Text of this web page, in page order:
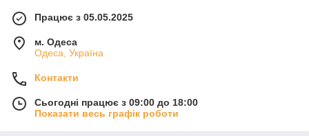
Працює з 05.05.2025
м. Одеса
Одеса, Україна
Контакти
Сьогодні працює з 09:00 до 18:00
Показати весь графік роботи